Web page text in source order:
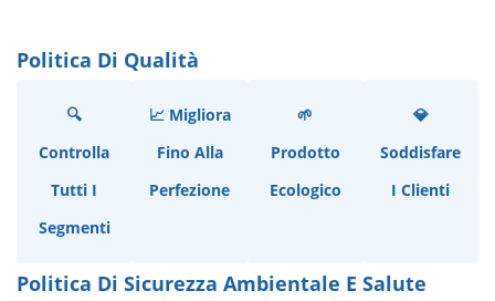
Politica Di Qualità
🔍
Controlla
Tutti I
Segmenti
📈 Migliora
Fino Alla
Perfezione
🌱
Prodotto
Ecologico
💎
Soddisfare
I Clienti
Politica Di Sicurezza Ambientale E Salute